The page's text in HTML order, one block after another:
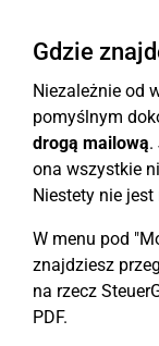
Gdzie
Niezależnie od
pomyślnym
drogą mailową.
ona wszystkie
Niestety nie
W menu pod
znajdziesz
na rzecz
PDF.